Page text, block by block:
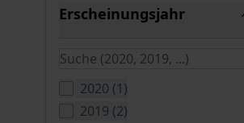
Erscheinungsjahr
2020 (1verfügbare Produkte
)
2019 (2verfügbare Produkte
)